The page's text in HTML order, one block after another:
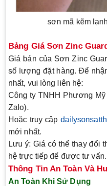
sơn mã kẽm
Bảng Giá Sơn Zinc
Giá bán của Sơn Zinc
số lượng đặt hàng. Để
nhất, vui lòng liên hệ:
Công ty TNHH Phương
Zalo).
Hoặc truy cập
mới nhất.
Lưu ý: Giá có thể thay đổi
hệ trực tiếp để được tư vấn.
Thông Tin An Toàn Và
An Toàn Khi Sử Dụng